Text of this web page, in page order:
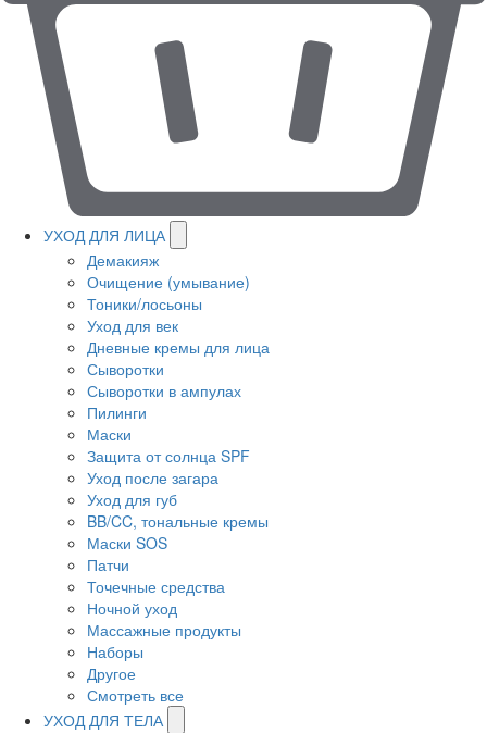
УХОД ДЛЯ ЛИЦА
Демакияж
Очищение (умывание)
Тоники/лосьоны
Уход для век
Дневные кремы для лица
Сыворотки
Сыворотки в ампулах
Пилинги
Маски
Защита от солнца SPF
Уход после загара
Уход для губ
BB/CC, тональные кремы
Маски SOS
Патчи
Точечные средства
Ночной уход
Массажные продукты
Наборы
Другое
Смотреть все
УХОД ДЛЯ ТЕЛА